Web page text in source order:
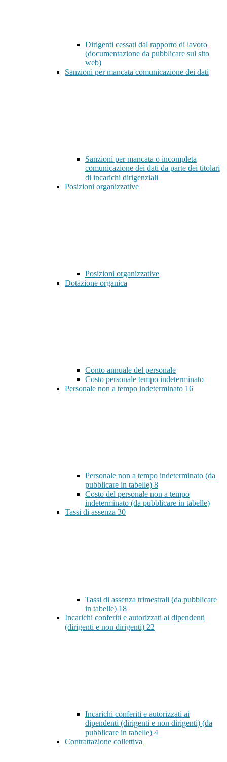
Dirigenti cessati dal rapporto di lavoro
(documentazione da pubblicare sul sito
web)
Sanzioni per mancata comunicazione dei dati
Sanzioni per mancata o incompleta
comunicazione dei dati da parte dei titolari
di incarichi dirigenziali
Posizioni organizzative
Posizioni organizzative
Dotazione organica
Conto annuale del personale
Costo personale tempo indeterminato
Personale non a tempo indeterminato 16
Personale non a tempo indeterminato (da
pubblicare in tabelle) 8
Costo del personale non a tempo
indeterminato (da pubblicare in tabelle)
Tassi di assenza 30
Tassi di assenza trimestrali (da pubblicare
in tabelle) 18
Incarichi conferiti e autorizzati ai dipendenti
(dirigenti e non dirigenti) 22
Incarichi conferiti e autorizzati ai
dipendenti (dirigenti e non dirigenti) (da
pubblicare in tabelle) 4
Contrattazione collettiva